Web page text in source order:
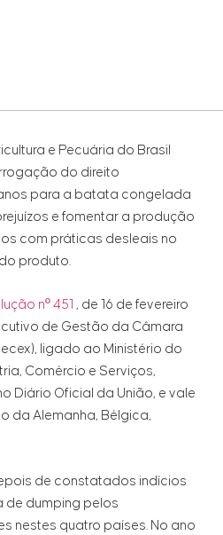
e Pecuária do Brasil
do direito
para a batata congelada
e fomentar a produção
com práticas desleais no
produto.
nº 451 , de 16 de fevereiro
de Gestão da Câmara
ligado ao Ministério do
Comércio e Serviços,
Diário Oficial da União, e vale
da Alemanha, Bélgica,
de constatados indícios
de dumping pelos
nestes quatro países. No ano